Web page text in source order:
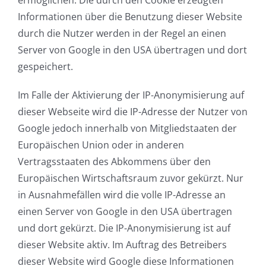
Informationen über die Benutzung dieser Website
durch die Nutzer werden in der Regel an einen
Server von Google in den USA übertragen und dort
gespeichert.
Im Falle der Aktivierung der IP-Anonymisierung auf
dieser Webseite wird die IP-Adresse der Nutzer von
Google jedoch innerhalb von Mitgliedstaaten der
Europäischen Union oder in anderen
Vertragsstaaten des Abkommens über den
Europäischen Wirtschaftsraum zuvor gekürzt. Nur
in Ausnahmefällen wird die volle IP-Adresse an
einen Server von Google in den USA übertragen
und dort gekürzt. Die IP-Anonymisierung ist auf
dieser Website aktiv. Im Auftrag des Betreibers
dieser Website wird Google diese Informationen